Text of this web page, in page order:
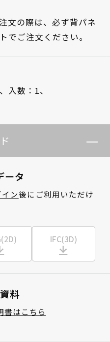
文の際は、必ず背パネ
でご注文ください。
入数：1、
ータ
ン後にご利用いただけ
IFC(3D)
料
書はこちら